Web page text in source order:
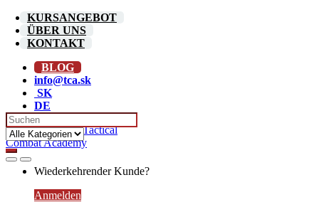
Skip
navigation
Skip
content
KURSANGEBOT
ÜBER UNS
KONTAKT
BLOG
info@tca.sk
SK
DE
Search for:
Wiederkehrender Kunde?
Anmelden